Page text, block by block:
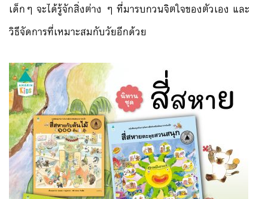
เด็กๆ จะได้รู้จักสิ่งต่าง ๆ ที่มารบกวนจิตใจของตัวเอง และ
วิธีจัดการที่เหมาะสมกับวัยอีกด้วย